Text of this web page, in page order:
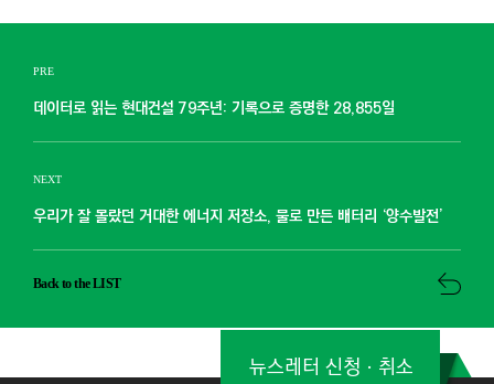
PRE
데이터로 읽는 현대건설 79주년: 기록으로 증명한 28,855일
NEXT
우리가 잘 몰랐던 거대한 에너지 저장소, 물로 만든 배터리 ‘양수발전’
Back to the LIST
뉴스레터 신청ㆍ취소